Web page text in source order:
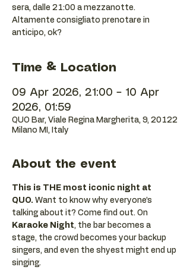
sera, dalle 21:00 a mezzanotte.
Altamente consigliato prenotare in
anticipo, ok?
Time & Location
09 Apr 2026, 21:00 – 10 Apr
2026, 01:59
QUO Bar, Viale Regina Margherita, 9, 20122
Milano MI, Italy
About the event
This is THE most iconic night at
QUO. Want to know why everyone’s
talking about it? Come find out. On
Karaoke Night, the bar becomes a
stage, the crowd becomes your backup
singers, and even the shyest might end up
singing.